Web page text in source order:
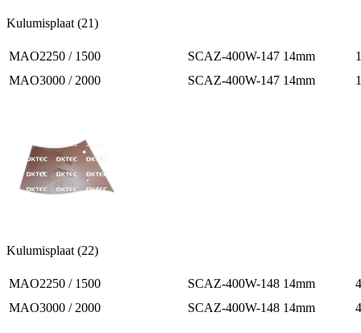
Kulumisplaat (21)
MAO2250 / 1500 SCAZ-400W-147 14mm
MAO3000 / 2000
SCAZ-400W-147 14mm
Kulumisplaat (22)
MAO2250 / 1500 SCAZ-400W-148 14mm
4
MAO3000 / 2000
SCAZ-400W-148 14mm 4